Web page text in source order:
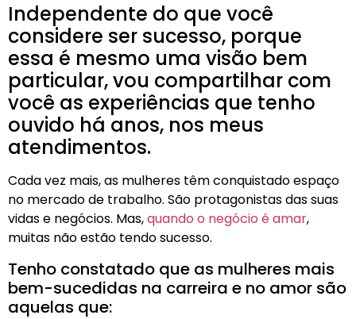
Independente do que você
considere ser sucesso, porque
essa é mesmo uma visão bem
particular, vou compartilhar com
você as experiências que tenho
ouvido há anos, nos meus
atendimentos.
Cada vez mais, as mulheres têm conquistado espaço
no mercado de trabalho. São protagonistas das suas
vidas e negócios. Mas,quando o negócio é amar,
muitas não estão tendo sucesso.
Tenho constatado que as mulheres mais
bem-sucedidas na carreira e no amor são
aquelas que: